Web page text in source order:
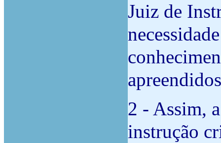
Juiz de
2 - Assim,
instrução